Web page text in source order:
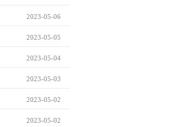
2023-05-06
2023-05-05
2023-05-04
2023-05-03
2023-05-02
2023-05-02